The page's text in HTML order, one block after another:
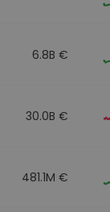
6.8B €
30.0B €
481.1M €